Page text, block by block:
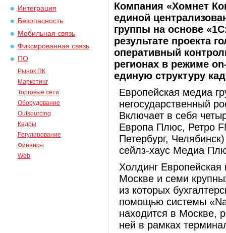
Интеграция
Безопасность
Мобильная связь
Фиксированная связь
ПО
Рынок ПК
Маркетинг
Торговые сети
Оборудование
Outsourcing
Кадры
Регулирование
Финансы
Web
Компания «Хомнет
единой
группы на основе
результате проекта
оперативный
регионах в режиме
единую структуру
Европейская медиа
негосударственный
Включает в себя
Европа Плюс, Ретро
Петербург,
сейлз-хаус Медиа
Холдинг Европейская
Москве и семи
из которых
помощью системы
находится в Москве,
ней в рамках